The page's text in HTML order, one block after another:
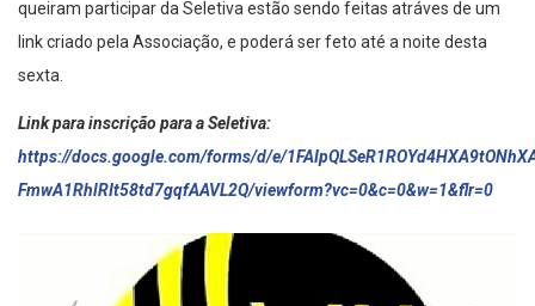
queiram participar da Seletiva estão sendo feitas atráves de um
link criado pela Associação, e poderá ser feto até a noite desta
sexta.
Link para inscrição para a Seletiva:
https://docs.google.com/forms/d/e/
FmwA1RhlRIt58td7gqfAAVL2Q/viewform?vc=0&c=0&w=1&flr=0